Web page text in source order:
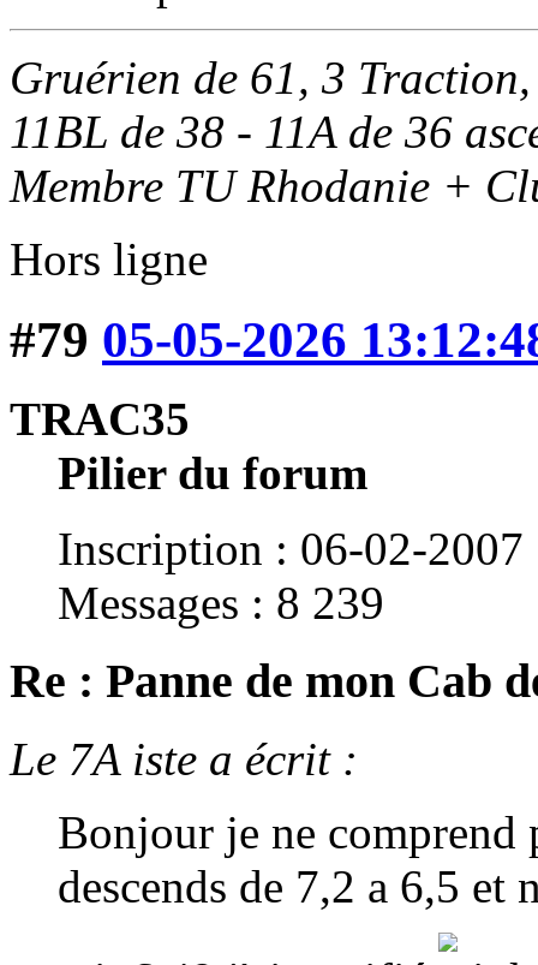
Gruérien de 61, 3
11BL de 38 - 11A de 36
Membre TU Rhodanie +
Hors ligne
#79 05-05-2026
TRAC35
Pilier du forum
Inscription : 06-02-2007
Messages : 8 239
Re : Panne de mon Cab
Le 7A iste a écrit :
Bonjour je ne comprend
descends de 7,2 a 6,5 et